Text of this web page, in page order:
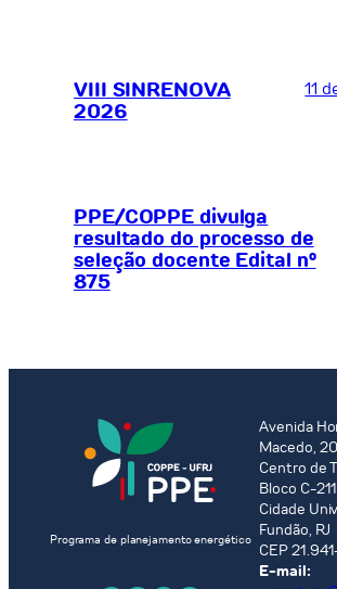
VIII SINRENOVA
2026
11
PPE/COPPE divulga
resultado do processo de
seleção docente Edital nº
875
Programa de planejamento energético
Avenida
Macedo,
Centro de
Bloco C-
Cidade
Fundão, RJ
CEP
E-mail: